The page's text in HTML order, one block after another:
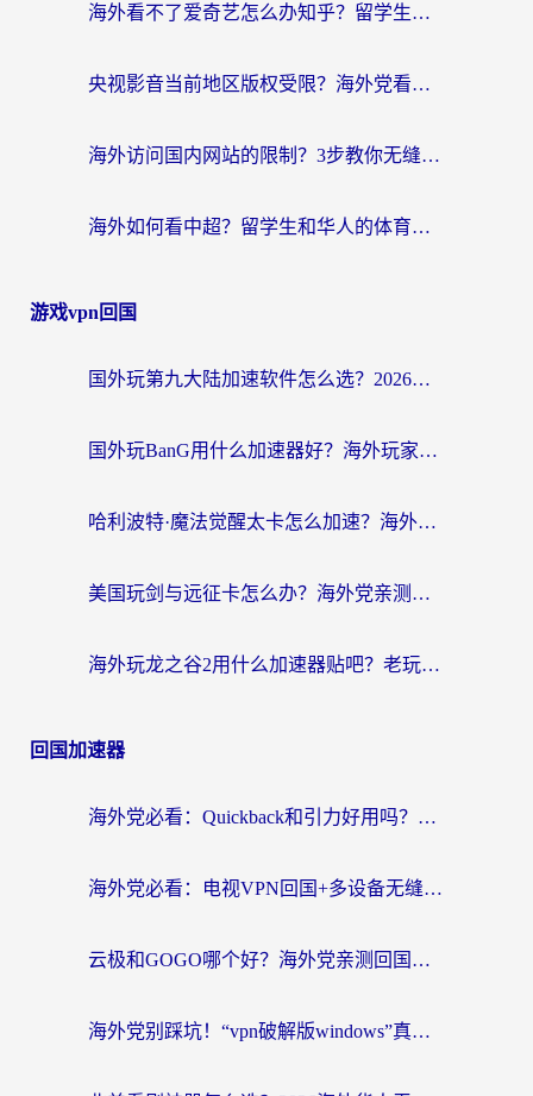
海外看不了爱奇艺怎么办知乎？留学生亲测有效的回国加速方案
央视影音当前地区版权受限？海外党看国内剧、追电视台的终极解决方案
海外访问国内网站的限制？3步教你无缝解锁国内资源（附实测最优工具）
海外如何看中超？留学生和华人的体育赛事观看终极指南（附欧洲杯奥运会观看技巧）
游戏vpn回国
国外玩第九大陆加速软件怎么选？2026终极指南帮你告别延迟卡顿
国外玩BanG用什么加速器好？海外玩家亲测的国服游戏加速终极方案
哈利波特·魔法觉醒太卡怎么加速？海外党亲测有效的国服游戏加速指南
美国玩剑与远征卡怎么办？海外党亲测有效的国服游戏加速指南
海外玩龙之谷2用什么加速器贴吧？老玩家实测推荐，附新加坡猎魂觉醒国外剑与远征加速攻略
回国加速器
海外党必看：Quickback和引力好用吗？3分钟搞懂回国加速器怎么选
海外党必看：电视VPN回国+多设备无缝访问国内资源的实用指南
云极和GOGO哪个好？海外党亲测回国加速器选择指南（附iOS免费&Windows VPN实用技巧）
海外党别踩坑！“vpn破解版windows”真的能用？教你选对回国加速器无缝刷国内资源